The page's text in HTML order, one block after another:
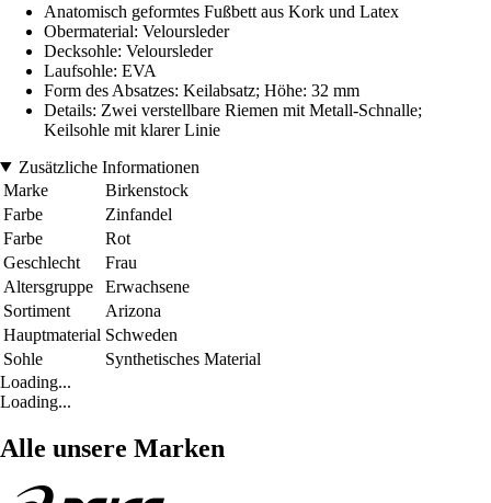
Anatomisch geformtes Fußbett aus Kork und Latex
Obermaterial: Veloursleder
Decksohle: Veloursleder
Laufsohle: EVA
Form des Absatzes: Keilabsatz; Höhe: 32 mm
Details: Zwei verstellbare Riemen mit Metall-Schnalle;
Keilsohle mit klarer Linie
Zusätzliche Informationen
Marke
Birkenstock
Farbe
Zinfandel
Farbe
Rot
Geschlecht
Frau
Altersgruppe
Erwachsene
Sortiment
Arizona
Hauptmaterial Schweden
Sohle
Synthetisches Material
Loading...
Loading...
Alle unsere Marken